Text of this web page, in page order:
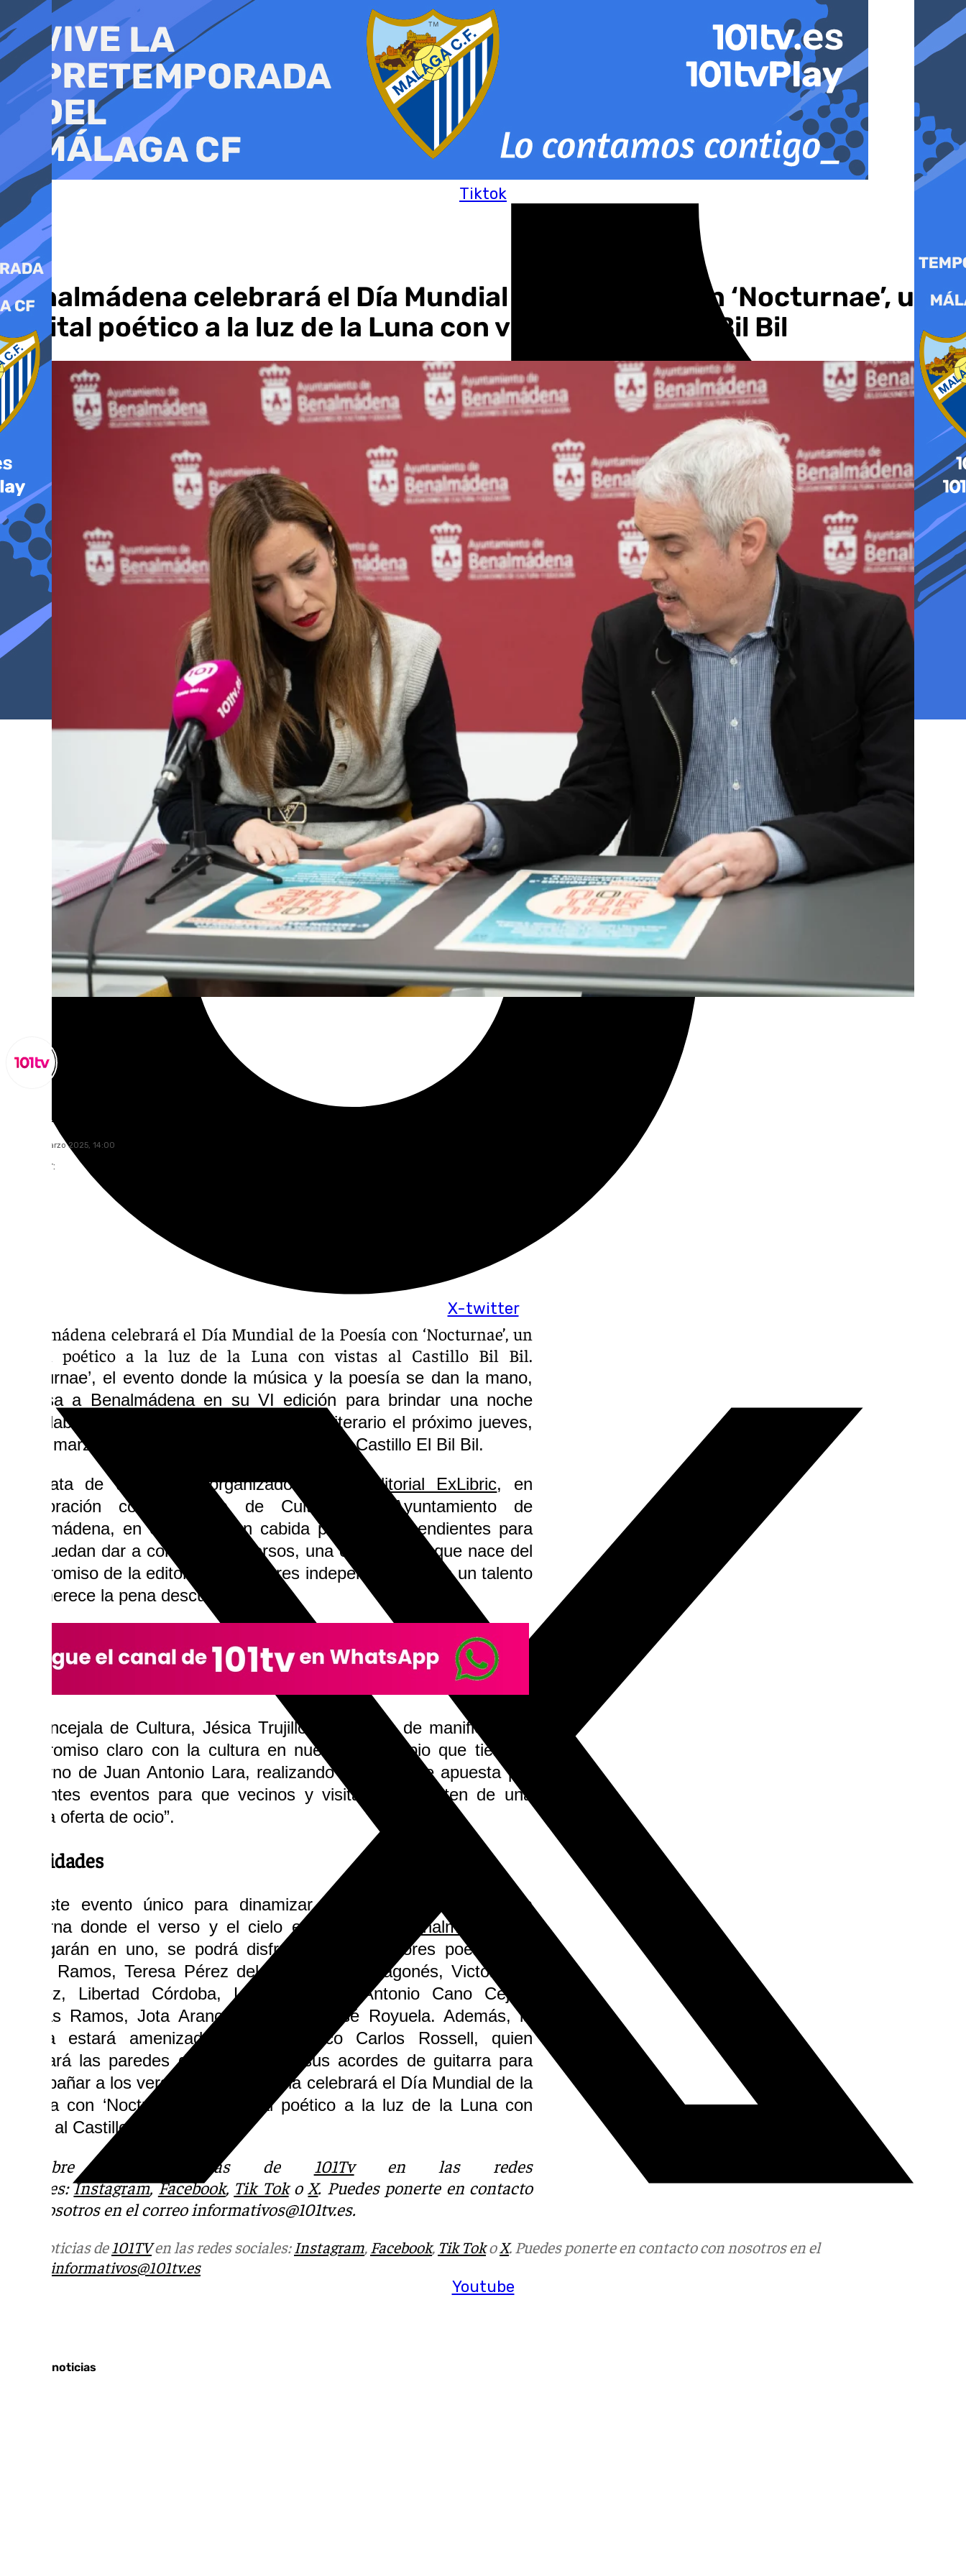
al
contenido
Tiktok
X-twitter
Youtube
Benalmádena celebrará el Día Mundial de la Poesía con ‘Nocturnae’, un
recital poético a la luz de la Luna con vistas al Castillo Bil Bil
Lynx Devs
lunes, 17 marzo 2025, 14:00
Compartir:
Benalmádena celebrará el Día Mundial de la Poesía con ‘Nocturnae’, un
recital poético a la luz de la Luna con vistas al Castillo Bil Bil.
Nocturnae’, el evento donde la música y la poesía se dan la mano,
regresa a Benalmádena en su VI edición para brindar una noche
inolvidable a los amantes de este género literario el próximo jueves,
20 de marzo, a partir de las 19:00 horas en el Castillo El Bil Bil.
Se trata de un evento organizado por la editorial ExLibric, en
colaboración con el área de Cultura del Ayuntamiento de
Benalmádena, en el que tienen cabida poetas independientes para
que puedan dar a conocer sus versos, una oportunidad que nace del
compromiso de la editorial con autores independientes con un talento
que merece la pena descubrir.
La concejala de Cultura, Jésica Trujillo, ha puesto de manifiesto “el
compromiso claro con la cultura en nuestro municipio que tiene el
gobierno de Juan Antonio Lara, realizando una enorme apuesta por
diferentes eventos para que vecinos y visitantes disfruten de una
amplia oferta de ocio”.
Actividades
En este evento único para dinamizar la cultura, en una velada
nocturna donde el verso y el cielo estrellado de
Benalmádena
conjugarán en uno, se podrá disfrutar de los mejores poemas de
María Ramos, Teresa Pérez del Pino, Rocío Aragonés, Victoria E.
Gómez, Libertad Córdoba, Letiie Mercury, Antonio Cano Cejas,
Nicolás Ramos, Jota Aranco y Antonio José Royuela. Además, la
velada estará amenizada por el músico Carlos Rossell, quien
inundará las paredes del castillo con sus acordes de guitarra para
acompañar a los versos. Benalmádena celebrará el Día Mundial de la
Poesía con ‘Nocturnae’, un recital poético a la luz de la Luna con
vistas al Castillo Bil Bil.
Descubre más noticias de 101Tven las redes
sociales:Instagram,Facebook, Tik Toko X. Puedes ponerte en contacto
con nosotros en el correo informativos@101tv.es.
Más noticias de101TVen las redes sociales:Instagram, Facebook, Tik TokoX. Puedes ponerte en contacto con nosotros en el
informativos@101tv.es
Últimas noticias